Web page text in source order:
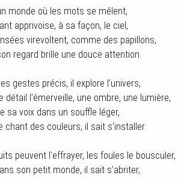
monde où les mots se mêlent,
apprivoise, à sa façon, le ciel,
virevoltent, comme des papillons,
regard brille une douce attention.
gestes précis, il explore l’univers,
détail l’émerveille, une ombre, une lumière,
sa voix dans un souffle léger,
chant des couleurs, il sait s’installer.
peuvent l’effrayer, les foules le bousculer,
son petit monde, il sait s’abriter,